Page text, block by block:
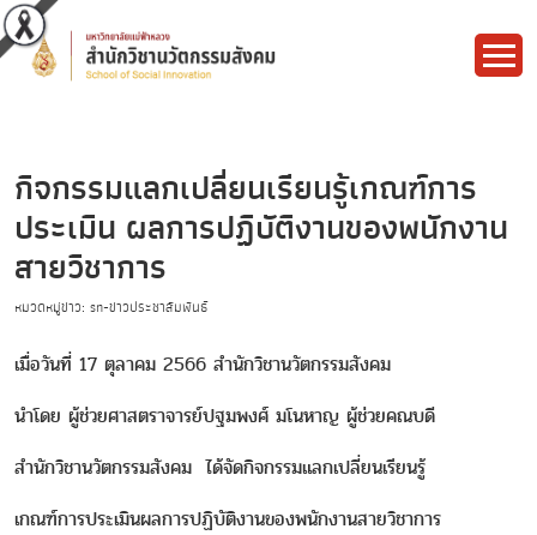
กิจกรรมแลกเปลี่ยนเรียนรู้เกณฑ์การ
ประเมิน ผลการปฏิบัติงานของพนักงาน
สายวิชาการ
หมวดหมู่ข่าว: sn-ข่าวประชาสัมพันธ์
เมื่อวันที่ 17 ตุลาคม 2566 สำนักวิชานวัตกรรมสังคม
นำโดย ผู้ช่วยศาสตราจารย์ปฐมพงศ์ มโนหาญ ผู้ช่วยคณบดี
สำนักวิชานวัตกรรมสังคม ได้จัดกิจกรรมแลกเปลี่ยนเรียนรู้
เกณฑ์การประเมินผลการปฏิบัติงานของพนักงานสายวิชาการ